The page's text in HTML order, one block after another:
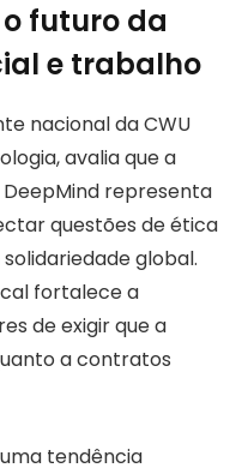
futuro da
e trabalho
nacional da CWU
avalia que a
representa
questões de ética
global.
fortalece a
de exigir que a
a contratos
tendência